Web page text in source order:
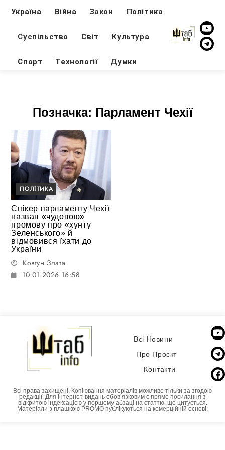
Україна Війна Закон Політика
Суспільство Світ Культура
Спорт Технології Думки
Позначка: Парламент Чехії
ПОЛІТИКА
Спікер парламенту Чехії
назвав «чудовою»
промову про «хунту
Зеленського» й
відмовився їхати до
України
Ковтун Злата
10.01.2026 16:58
Всі Новини
Про Проєкт
Контакти
Всі права захищені. Копіювання матеріалів можливе тільки за згодою
редакції. Для інтернет-видань обовʼязковим є пряме посилання з
відкритою індексацією у першому абзаці на статтю, що цитується.
Матеріали з плашкою PROMO публікуються на комерційній основі.